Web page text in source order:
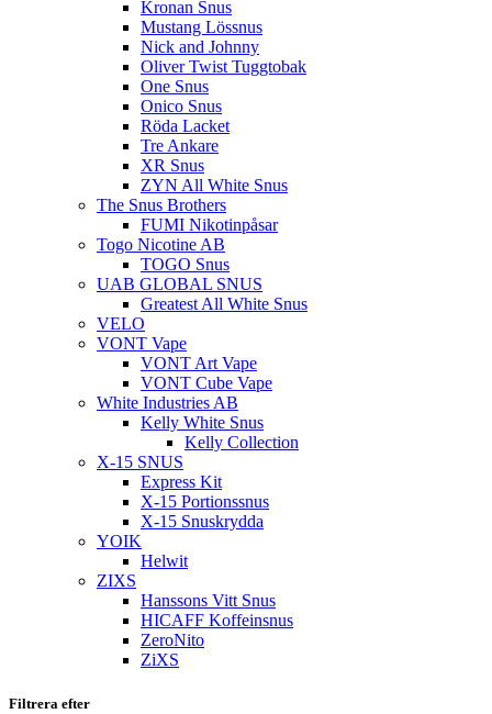
Kronan Snus
Mustang Lössnus
Nick and Johnny
Oliver Twist Tuggtobak
One Snus
Onico Snus
Röda Lacket
Tre Ankare
XR Snus
ZYN All White Snus
The Snus Brothers
FUMI Nikotinpåsar
Togo Nicotine AB
TOGO Snus
UAB GLOBAL SNUS
Greatest All White Snus
VELO
VONT Vape
VONT Art Vape
VONT Cube Vape
White Industries AB
Kelly White Snus
Kelly Collection
X-15 SNUS
Express Kit
X-15 Portionssnus
X-15 Snuskrydda
YOIK
Helwit
ZIXS
Hanssons Vitt Snus
HICAFF Koffeinsnus
ZeroNito
ZiXS
Filtrera efter